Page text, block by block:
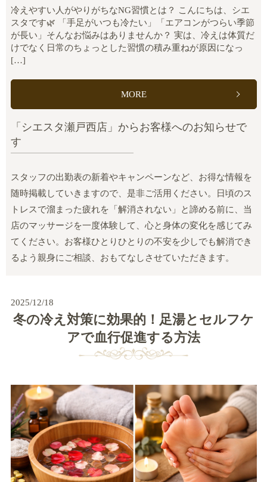
冷えやすい人がやりがちなNG習慣とは？ こんにちは、シエ
スタです🌿 「手足がいつも冷たい」「エアコンがつらい季節
が長い」そんなお悩みはありませんか？ 実は、冷えは体質だ
けでなく日常のちょっとした習慣の積み重ねが原因になっ
[…]
MORE
「シエスタ瀬戸西店」からお客様へのお知らせで
す
スタッフの出勤表の新着やキャンペーンなど、お得な情報を
随時掲載していきますので、是非ご活用ください。日頃のス
トレスで溜まった疲れを「解消されない」と諦める前に、当
店のマッサージを一度体験して、心と身体の変化を感じてみ
てください。お客様ひとりひとりの不安を少しでも解消でき
るよう親身にご相談、おもてなしさせていただきます。
2025/12/18
冬の冷え対策に効果的！足湯とセルフケ
アで血行促進する方法